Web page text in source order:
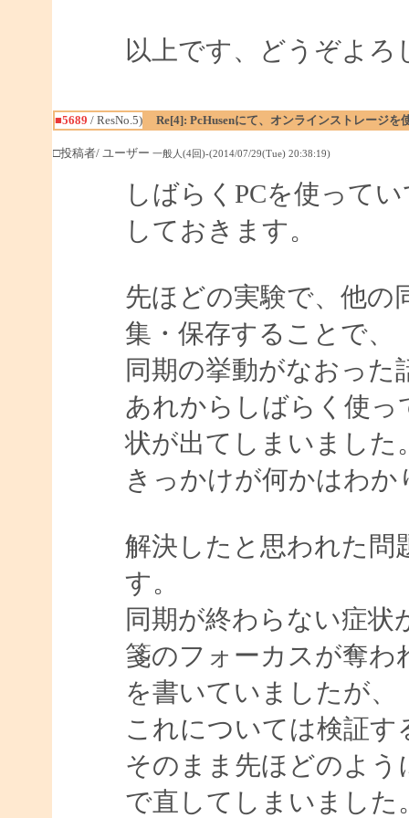
以上です、どうぞよ
■5689 / ResNo.5) Re[4]: PcHusenにて、オンラインストレージを
□投稿者/ ユーザー 一般人(4回)-(2014/07/29(Tue) 20:38:19)
しばらくPCを使って
しておきます。
先ほどの実験で、他の
集・保存することで、
同期の挙動がなおった
あれからしばらく使っ
状が出てしまいました
きっかけが何かはわか
解決したと思われた問
す。
同期が終わらない症
箋のフォーカスが奪
を書いていましたが、
これについては検証
そのまま先ほどのよ
で直してしまいました